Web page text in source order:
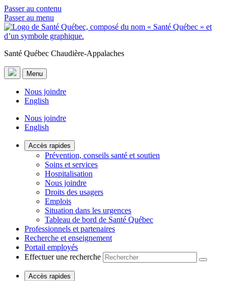
Passer au contenu
Passer au menu
Santé Québec Chaudière-Appalaches
Menu
Nous joindre
English
Nous joindre
English
Accès rapides
Prévention, conseils santé et soutien
Soins et services
Hospitalisation
Nous joindre
Droits des usagers
Emplois
Situation dans les urgences
Tableau de bord de Santé Québec
Professionnels et partenaires
Recherche et enseignement
Portail employés
Effectuer une recherche
Accès rapides